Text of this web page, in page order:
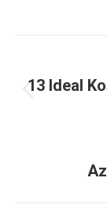
entre
13 Ideal